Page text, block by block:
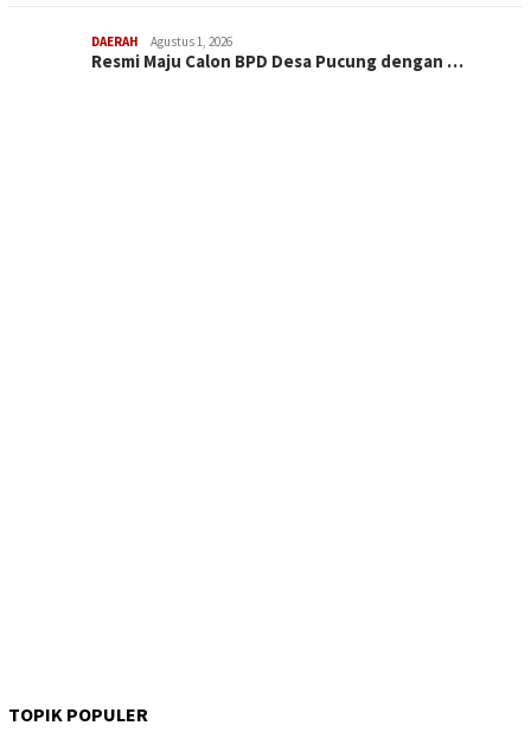
DAERAH Agustus 1, 2026
Resmi Maju Calon BPD Desa Pucung dengan …
TOPIK POPULER